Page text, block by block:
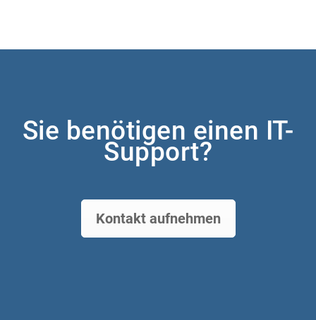
Sie benötigen einen IT-
Support?
Kontakt aufnehmen